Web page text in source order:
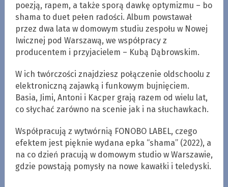
poezją, rapem, a także sporą dawkę optymizmu – bo
shama to duet pełen radości. Album powstawał
przez dwa lata w domowym studiu zespołu w Nowej
Iwicznej pod Warszawą, we współpracy z
producentem i przyjacielem – Kubą Dąbrowskim.
W ich twórczości znajdziesz połączenie oldschoolu z
elektroniczną zajawką i funkowym bujnięciem.
Basia, Jimi, Antoni i Kacper grają razem od wielu lat,
co słychać zarówno na scenie jak i na słuchawkach.
Współpracują z wytwórnią FONOBO LABEL, czego
efektem jest pięknie wydana epka “shama” (2022), a
na co dzień pracują w domowym studio w Warszawie,
gdzie powstają pomysły na nowe kawałki i teledyski.